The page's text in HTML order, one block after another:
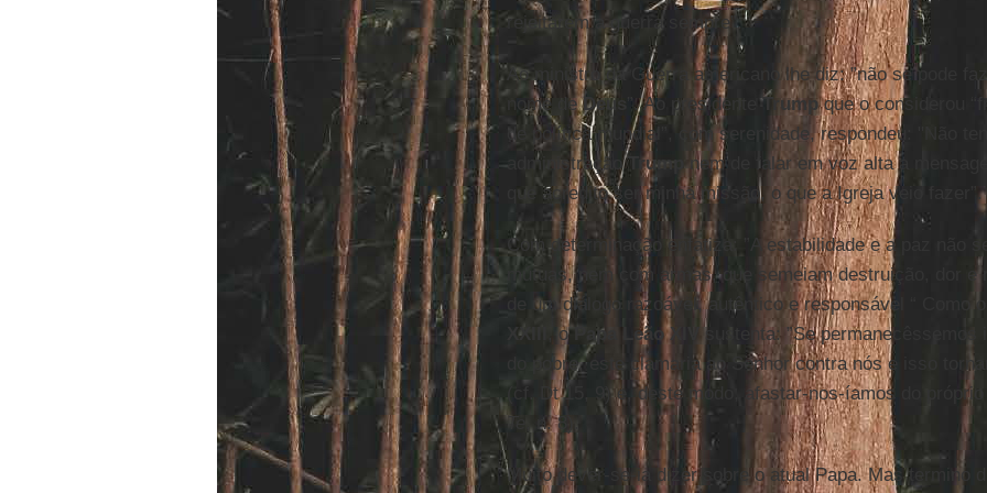
rejeitarem a guerra sempre”.
Ao ministro da Guerra americano lhe diz: ”não se pode
nome deDeus ”. Ao presidente Trumpque o considerou
de política mundial”, com serenidade, respondeu: "Não
administraçãoTrump nem de falar em voz alta a
que acredito ser minha missão, o que a Igreja veio fazer”.
Com determinação enfatiza: ”A estabilidade e a paz não
mútuas, nem com armas, que semeiam destruição, dor
de um diálogo razoável, autêntico e responsável “ Como
XXIII
, oPapa Leão XIV
sustenta: ”Se
do pobre, este clamaria ao Senhor contra nós e isso
(cf. Dt 15, 9) e, deste modo, afastar-nos-íamos do
Te
, n. 8).
Muito dever-se-ia dizer sobre o atual Papa. Mas termino